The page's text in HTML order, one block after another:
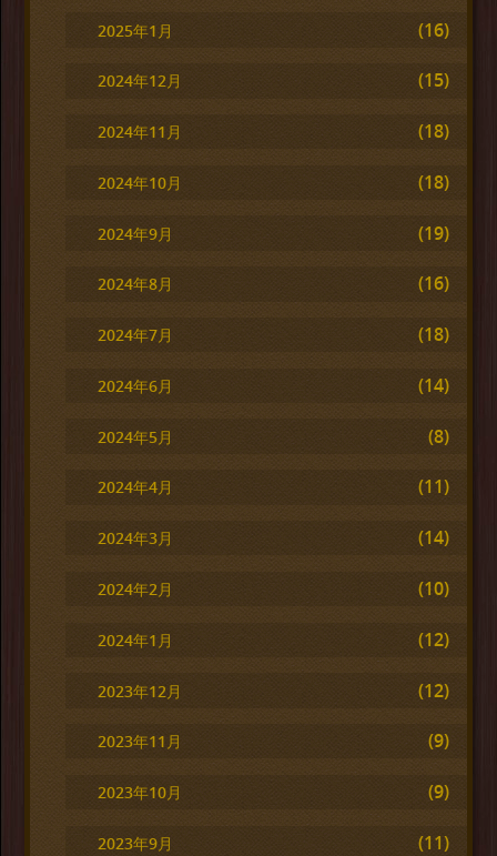
2025年1月 (16)
2024年12月 (15)
2024年11月 (18)
2024年10月 (18)
2024年9月 (19)
2024年8月 (16)
2024年7月 (18)
2024年6月 (14)
2024年5月 (8)
2024年4月 (11)
2024年3月 (14)
2024年2月 (10)
2024年1月 (12)
2023年12月 (12)
2023年11月 (9)
2023年10月 (9)
2023年9月 (11)